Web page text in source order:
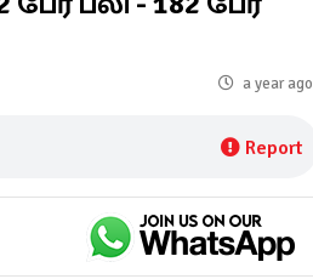
a year ago
Report